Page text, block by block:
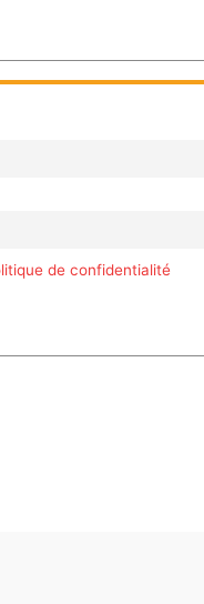
de confidentialité